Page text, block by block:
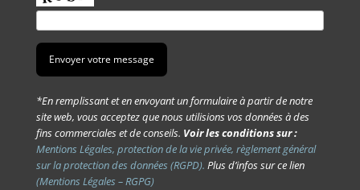
*En remplissant et en envoyant un formulaire à partir de notre
site web, vous acceptez que nous utilisions vos données à des
fins commerciales et de conseils. Voir les conditions sur :
Mentions Légales, protection de la vie privée, règlement général
sur la protection des données (RGPD). Plus d’infos sur ce lien
(Mentions Légales – RGPG)